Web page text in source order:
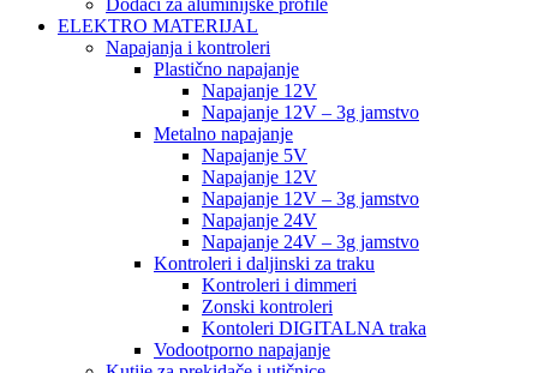
Dodaci za aluminijske profile
ELEKTRO MATERIJAL
Napajanja i kontroleri
Plastično napajanje
Napajanje 12V
Napajanje 12V – 3g jamstvo
Metalno napajanje
Napajanje 5V
Napajanje 12V
Napajanje 12V – 3g jamstvo
Napajanje 24V
Napajanje 24V – 3g jamstvo
Kontroleri i daljinski za traku
Kontroleri i dimmeri
Zonski kontroleri
Kontoleri DIGITALNA traka
Vodootporno napajanje